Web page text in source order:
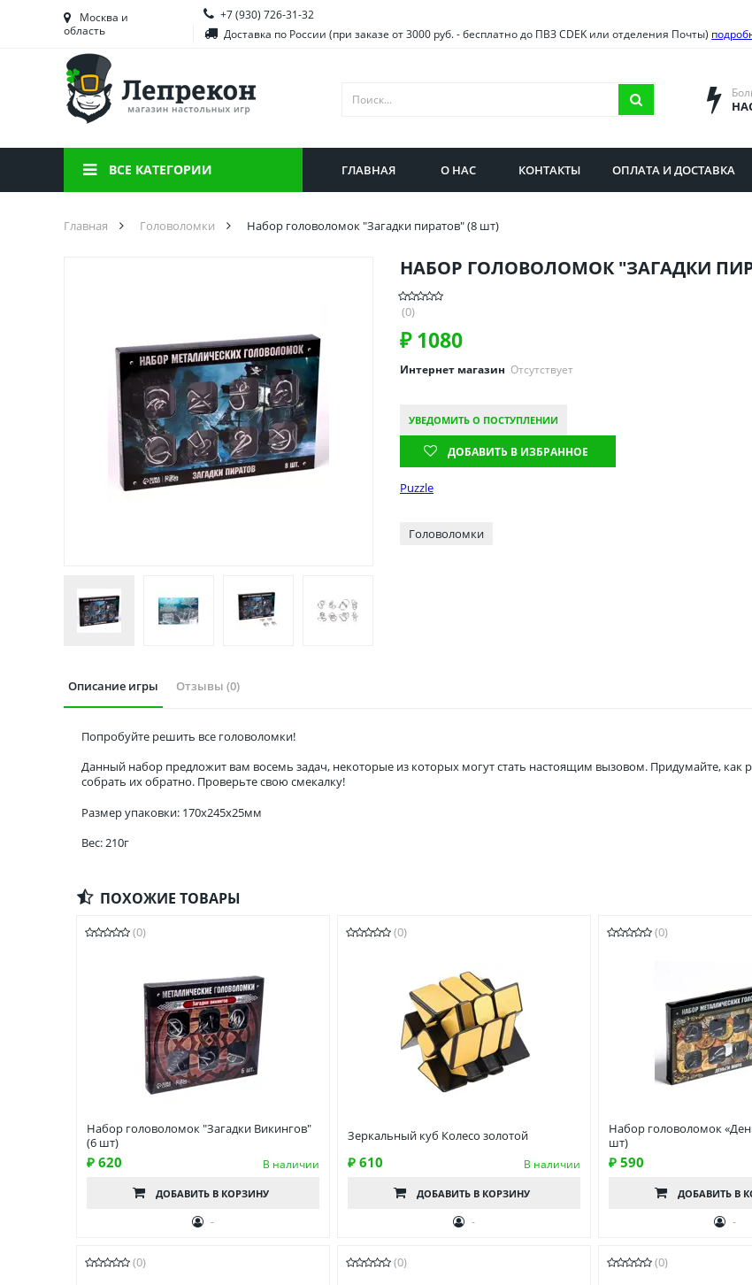
Башкортостан
Брянская область
Вологодская область
Воронежская область
Иркутская область
Саратовская
Москва и
область
+7 (930) 726-31-32
Доставка по России (при заказе от 3000 руб. - бесплатно до ПВЗ CDEK или отделения Почты)
ВСЕ КАТЕГОРИИ ГЛАВНАЯ О НАС КОНТАКТЫ ОПЛАТА И ДОСТАВКА
Главная Головоломки Набор головоломок "Загадки пиратов" (8 шт)
НАБОР ГОЛОВОЛОМОК "ЗАГАДКИ
(0)
₽ 1080
Интернет магазин Отсутствует
УВЕДОМИТЬ О ПОСТУПЛЕНИИ
ДОБАВИТЬ В ИЗБРАННОЕ
Puzzle
Головоломки
Описание игры Отзывы (0)
Попробуйте решить все головоломки!
Данный набор предложит вам восемь задач, некоторые из которых могут стать настоящим вызовом. Придумайте, как
собрать их обратно. Проверьте свою смекалку!
Размер упаковки: 170x245x25мм
Вес: 210г
ПОХОЖИЕ ТОВАРЫ
(0)
Набор головоломок "Загадки Викингов"
(6 шт)
₽ 620 В наличии
ДОБАВИТЬ В КОРЗИНУ
-
(0)
Зеркальный куб Колесо золотой
₽ 610 В наличии
ДОБАВИТЬ В КОРЗИНУ
-
(0)
Набор головоломок
шт)
₽ 590
ДОБАВИТЬ В
-
(0) (0) (0)